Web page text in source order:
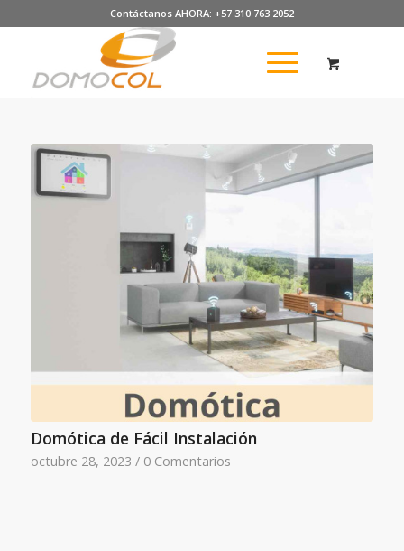
Contáctanos AHORA: +57 310 763 2052
Domótica de Fácil Instalación
octubre 28, 2023 / 0 Comentarios